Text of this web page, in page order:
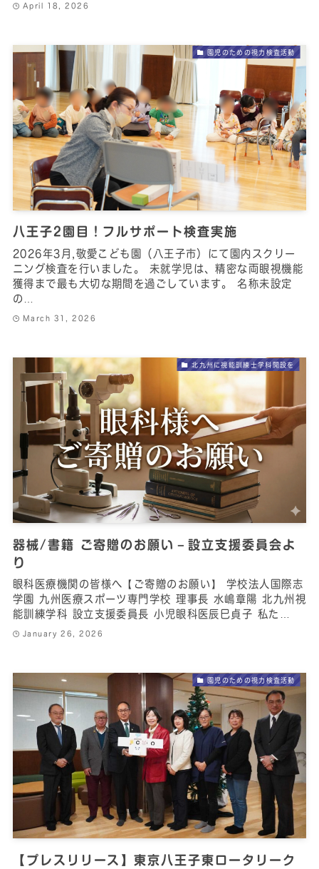
April 18, 2026
園児のための視力検査活動
八王子2園目！フルサポート検査実施
2026年3月,敬愛こども園（八王子市）にて園内スクリー
ニング検査を行いました。 未就学児は、精密な両眼視機能
獲得まで最も大切な期間を過ごしています。 名称未設定
の…
March 31, 2026
北九州に視能訓練士学科開設を
器械/書籍 ご寄贈のお願い－設立支援委員会よ
り
眼科医療機関の皆様へ【ご寄贈のお願い】 学校法人国際志
学園 九州医療スポーツ専門学校 理事長 水嶋章陽 北九州視
能訓練学科 設立支援委員長 小児眼科医辰巳貞子 私た…
January 26, 2026
園児のための視力検査活動
【プレスリリース】東京八王子東ロータリーク